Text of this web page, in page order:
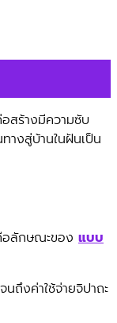
สร้างมีความซับ
างสู่บ้านในฝันเป็น
อลักษณะของ แบบ
ถึงค่าใช้จ่ายจิปาถะ